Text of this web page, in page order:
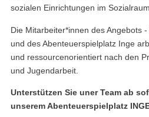
sozialen Einrichtungen im
Die Mitarbeiter*innen des Angebots
und des Abenteuerspielplatz Inge
und ressourcenorientiert nach den
und Jugendarbeit.
Unterstützen Sie uner Team ab
unserem Abenteuerspielplatz